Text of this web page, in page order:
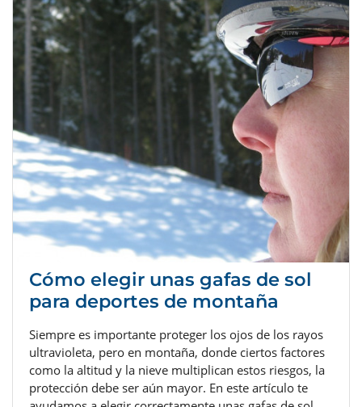
Cómo elegir unas gafas de sol
para deportes de montaña
Siempre es importante proteger los ojos de los rayos
ultravioleta, pero en montaña, donde ciertos factores
como la altitud y la nieve multiplican estos riesgos, la
protección debe ser aún mayor. En este artículo te